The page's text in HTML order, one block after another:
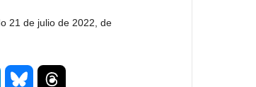
21 de julio de 2022, de